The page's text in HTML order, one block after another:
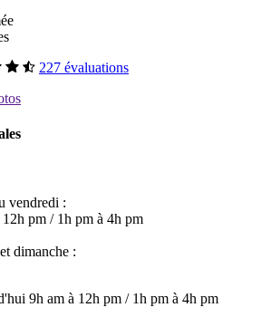
227 évaluations
vendredi :
12h pm / 1h pm à 4h pm
dimanche :
9h am à 12h pm / 1h pm à 4h pm